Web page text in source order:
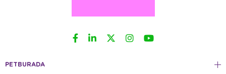
PETBURADA